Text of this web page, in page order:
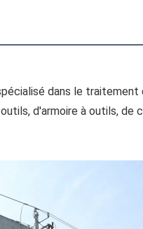
dans le
d'armoire à outils,